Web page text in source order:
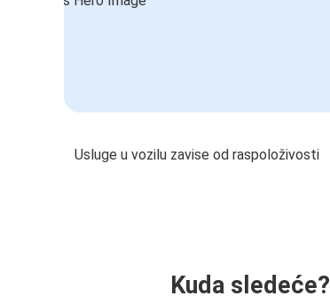
Usluge u vozilu zavise od raspoloživosti
Kuda sledeće?